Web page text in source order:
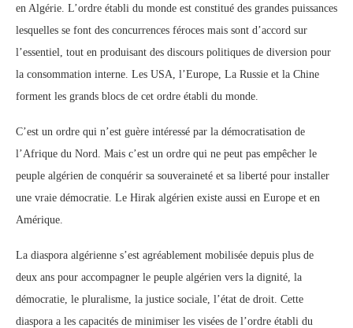
en Algérie. L’ordre établi du monde est constitué des grandes puissances
lesquelles se font des concurrences féroces mais sont d’accord sur
l’essentiel, tout en produisant des discours politiques de diversion pour
la consommation interne. Les USA, l’Europe, La Russie et la Chine
forment les grands blocs de cet ordre établi du monde.
C’est un ordre qui n’est guère intéressé par la démocratisation de
l’Afrique du Nord. Mais c’est un ordre qui ne peut pas empêcher le
peuple algérien de conquérir sa souveraineté et sa liberté pour installer
une vraie démocratie. Le Hirak algérien existe aussi en Europe et en
Amérique.
La diaspora algérienne s’est agréablement mobilisée depuis plus de
deux ans pour accompagner le peuple algérien vers la dignité, la
démocratie, le pluralisme, la justice sociale, l’état de droit. Cette
diaspora a les capacités de minimiser les visées de l’ordre établi du